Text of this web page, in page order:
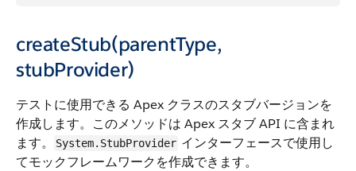
createStub(parentType,
stubProvider)
テストに使用できる Apex クラスのスタブバージョンを
作成します。このメソッドは Apex スタブ API に含まれ
ます。
System.StubProvider インターフェースで使用し
てモックフレームワークを作成できます。